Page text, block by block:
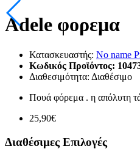
Adele φορεμα
Κατασκευαστής: No name
Κωδικός Προϊόντος:
Διαθεσιμότητα: Διαθέσιμο
Πουά φόρεμα . η απόλυτη
25,90€
Διαθέσιμες Επιλογές